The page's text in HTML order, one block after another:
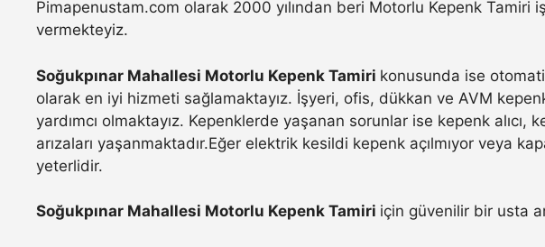
Pimapenustam.com olarak 2000 yılından beri Motorlu Kepenk Tamiri
vermekteyiz.
Soğukpınar Mahallesi Motorlu Kepenk Tamiri konusunda ise
olarak en iyi hizmeti sağlamaktayız. İşyeri, ofis, dükkan ve AVM
yardımcı olmaktayız. Kepenklerde yaşanan sorunlar ise kepenk alıcı,
arızaları yaşanmaktadır.Eğer elektrik kesildi kepenk açılmıyor veya
yeterlidir.
Soğukpınar Mahallesi Motorlu Kepenk Tamiri için güvenilir bir usta